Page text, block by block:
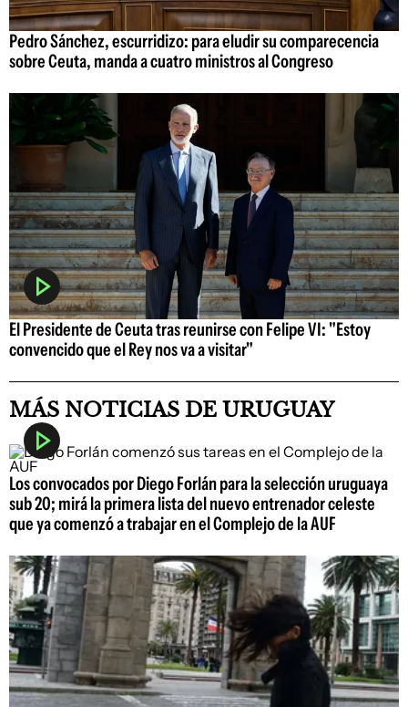
Pedro Sánchez, escurridizo: para eludir su comparecencia
sobre Ceuta, manda a cuatro ministros al Congreso
El Presidente de Ceuta tras reunirse con Felipe VI: "Estoy
convencido que el Rey nos va a visitar"
MÁS NOTICIAS DE URUGUAY
Los convocados por Diego Forlán para la selección uruguaya
sub 20; mirá la primera lista del nuevo entrenador celeste
que ya comenzó a trabajar en el Complejo de la AUF